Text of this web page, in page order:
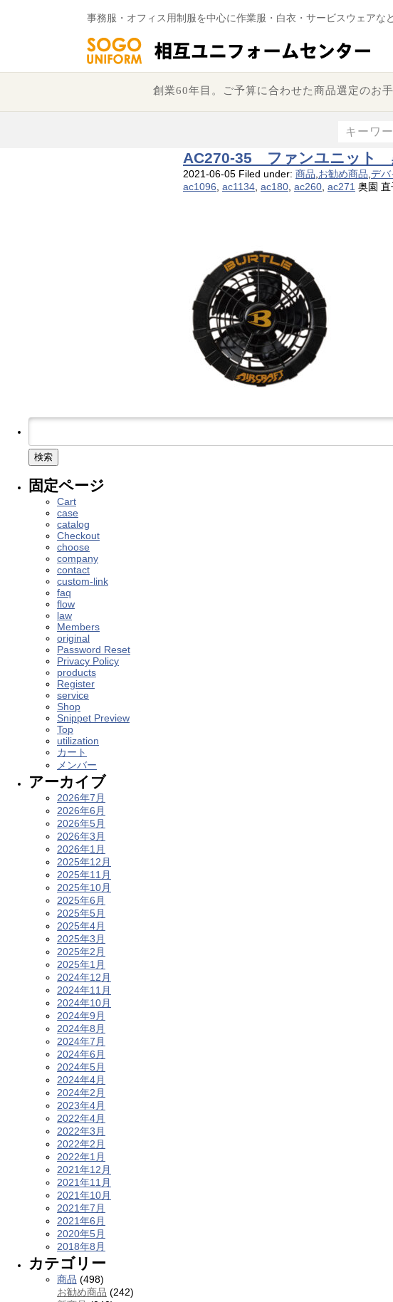
事務服・オフィス用制服を中心に作業服・白衣・サービスウェアな
創業60年目。ご予算に合わせた商品選定のお
AC270-35 ファンユニット
2021-06-05 Filed under: 商品 お勧め商品 デバ
ac1096 ac1134 ac180 ac260 ac271 奥園 直
検
固定ページ
Cart
case
catalog
Checkout
choose
company
contact
custom-link
faq
flow
law
Members
original
Password Reset
Privacy Policy
products
Register
service
Shop
Snippet Preview
Top
utilization
カート
メンバー
アーカイブ
2026年7月
2026年6月
2026年5月
2026年3月
2026年1月
2025年12月
2025年11月
2025年10月
2025年6月
2025年5月
2025年4月
2025年3月
2025年2月
2025年1月
2024年12月
2024年11月
2024年10月
2024年9月
2024年8月
2024年7月
2024年6月
2024年5月
2024年4月
2024年2月
2023年4月
2022年4月
2022年3月
2022年2月
2022年1月
2021年12月
2021年11月
2021年10月
2021年7月
2021年6月
2020年5月
2018年8月
カテゴリー
商品 (498)
お勧め商品 (242)